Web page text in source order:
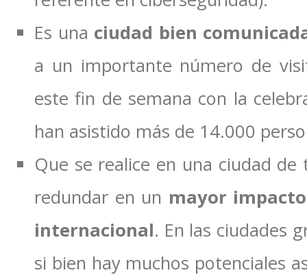
Es una ciudad bien
a un importante número de
este fin de semana con la
han asistido más de 14.000
Que se realice en una ciudad
redundar en un mayor
internacional. En las ciudades
si bien hay muchos potenciales